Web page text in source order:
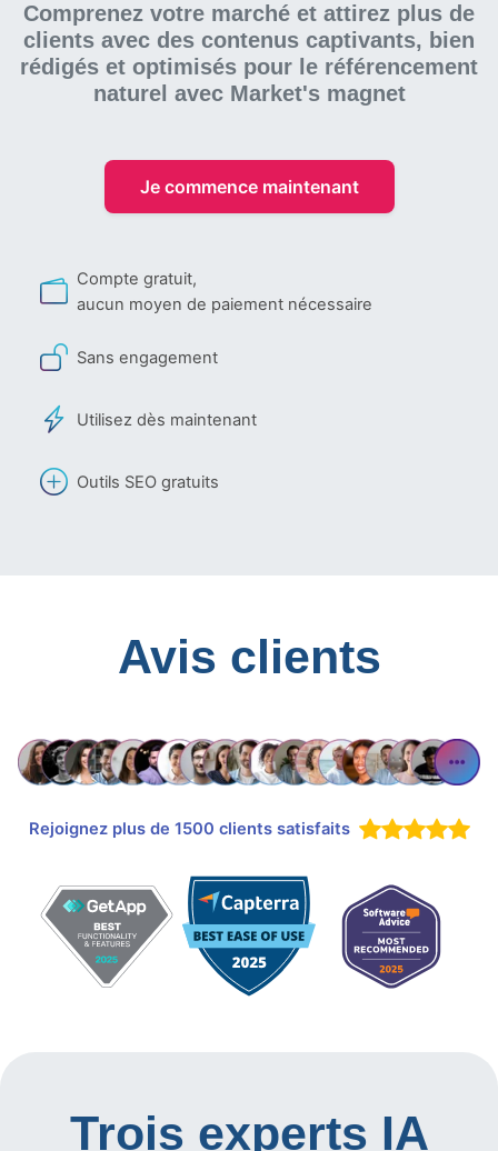
Comprenez votre marché et attirez plus de
clients avec des contenus captivants, bien
rédigés et optimisés pour le référencement
naturel avec Market's magnet
Je commence maintenant
Compte gratuit,
aucun moyen de paiement nécessaire
Sans engagement
Utilisez dès maintenant
Outils SEO gratuits
Avis clients
Rejoignez plus de 1500 clients satisfaits
Trois experts IA